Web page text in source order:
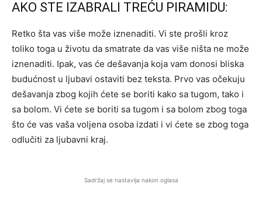
AKO STE IZABRALI TREĆU PIRAMIDU:
Retko šta vas više može iznenaditi. Vi ste prošli kroz
toliko toga u životu da smatrate da vas više ništa ne može
iznenaditi. Ipak, vas će dešavanja koja vam donosi bliska
budućnost u ljubavi ostaviti bez teksta. Prvo vas očekuju
dešavanja zbog kojih ćete se boriti kako sa tugom, tako i
sa bolom. Vi ćete se boriti sa tugom i sa bolom zbog toga
što će vas vaša voljena osoba izdati i vi ćete se zbog toga
odlučiti za ljubavni kraj.
Sadržaj se nastavlja nakon oglasa